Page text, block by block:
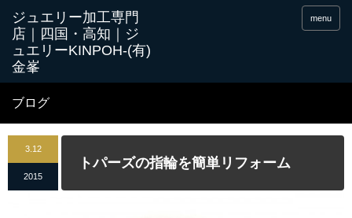
menu
ブログ
3.12
2015
トパーズの指輪を簡単リフォーム